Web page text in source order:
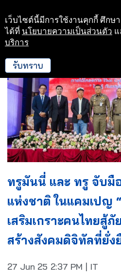
Skip
to
ทรูมันนี่ และ ทรู จับมื
แห่งชาติ ในแคมเปญ
เสริมเกราะคนไทยสู้ภั
สร้างสังคมดิจิทัลที่ยั่ง
27 Jun 25 2:37 PM | IT
เว็บไซต์นี้มีการใช้งานคุกกี้ ศึกษา
ได้ที่ นโยบายความเป็นส่วนตัว แ
บริการ
รับทราบ